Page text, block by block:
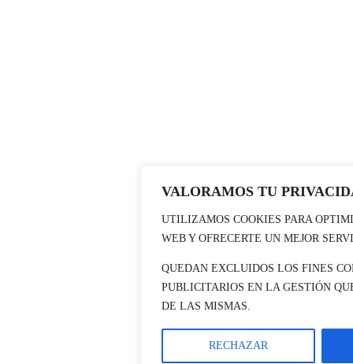
VALORAMOS TU
UTILIZAMOS COOKIES PARA
WEB Y OFRECERTE UN MEJOR
QUEDAN EXCLUIDOS LOS FINES
PUBLICITARIOS EN LA GESTIÓN
DE LAS MISMAS.
RECHAZAR